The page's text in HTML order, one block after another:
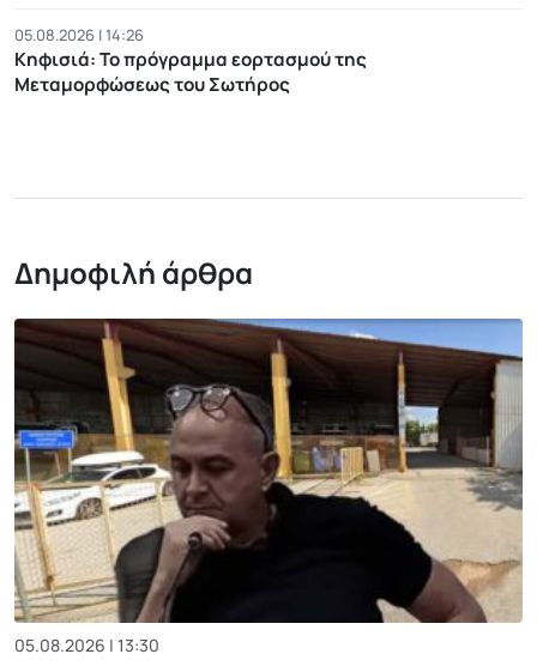
05.08.2026 | 14:26
Κηφισιά: Το πρόγραμμα εορτασμού της
Μεταμορφώσεως του Σωτήρος
Δημοφιλή άρθρα
05.08.2026 | 13:30